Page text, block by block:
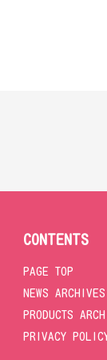
CONTENTS
PAGE TOP
NEWS ARCHIVES
PRODUCTS
PRIVACY